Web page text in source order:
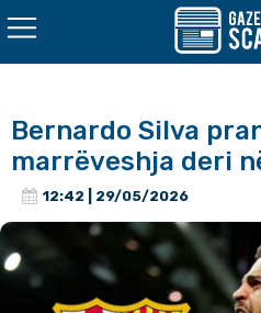
Bernardo Silva
marrëveshja deri
12:42 | 29/05/2026